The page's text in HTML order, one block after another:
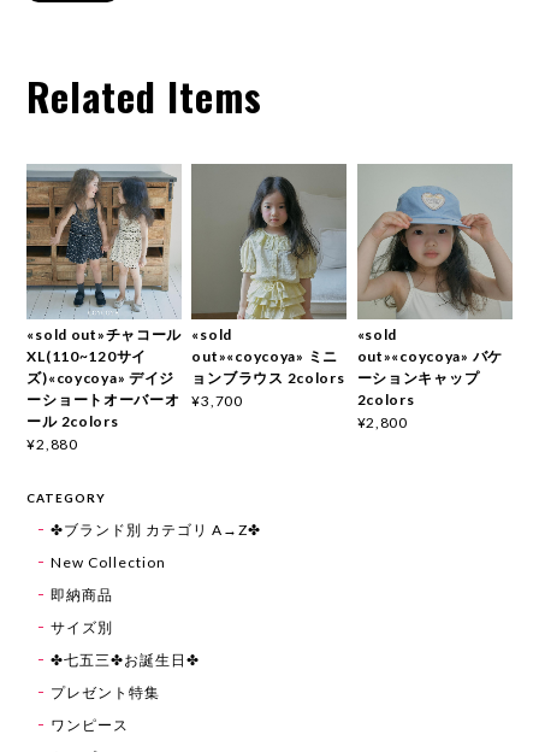
Related Items
«sold out»チャコール
XL(110~120サイ
ズ)«coycoya» デイジ
ーショートオーバーオ
ール 2colors
¥2,880
«sold
out»«coycoya» ミニ
ョンブラウス 2colors
¥3,700
«sold
out»«coycoya» バケ
ーションキャップ
2colors
¥2,800
CATEGORY
✤ブランド別 カテゴリ A→Z✤
New Collection
即納商品
サイズ別
✤七五三✤お誕生日✤
プレゼント特集
ワンピース